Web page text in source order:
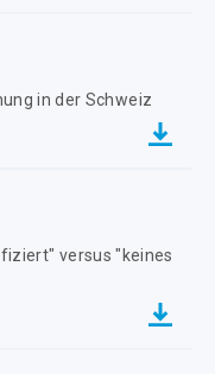
in der Schweiz
versus "keines